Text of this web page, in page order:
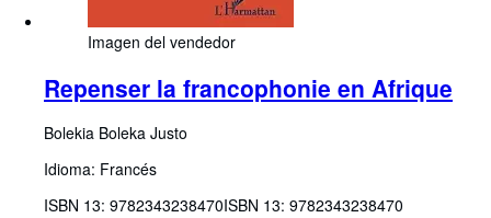
Imagen del vendedor
Repenser la francophonie en Afrique
Bolekia Boleka Justo
Idioma: Francés
ISBN 13: 9782343238470ISBN 13: 9782343238470